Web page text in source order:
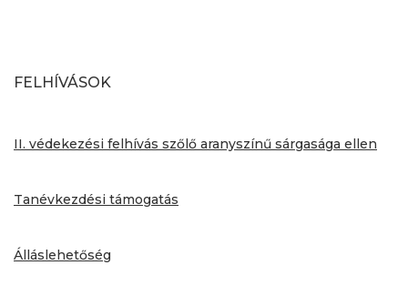
FELHÍVÁSOK
II. védekezési felhívás szőlő aranyszínű sárgasága ellen
Tanévkezdési támogatás
Álláslehetőség